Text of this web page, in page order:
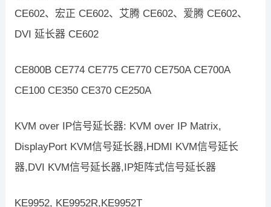
CE602、宏正 CE602、艾腾 CE602、爱腾 CE602、
DVI 延长器 CE602
CE800B CE774 CE775 CE770 CE750A CE700A
CE100 CE350 CE370 CE250A
KVM over IP信号延长器: KVM over IP Matrix,
DisplayPort KVM信号延长器,HDMI KVM信号延长
器,DVI KVM信号延长器,IP矩阵式信号延长器
KE9952, KE9952R,KE9952T